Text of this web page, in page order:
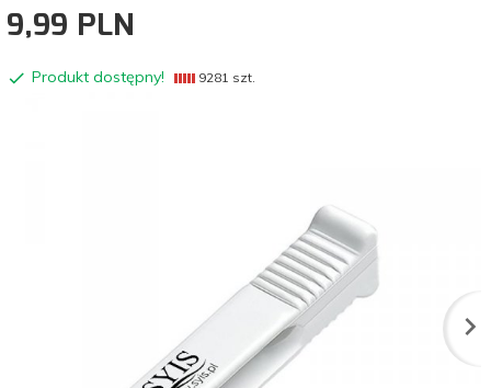
9,99 PLN
Produkt dostępny! 9281 szt.